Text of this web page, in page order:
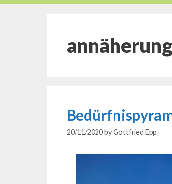
20/11/2020byGottfried Epp